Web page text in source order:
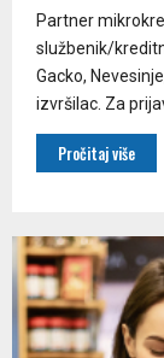
Partner
službenik/
Gacko,
izvršilac. Za
Pročitaj više